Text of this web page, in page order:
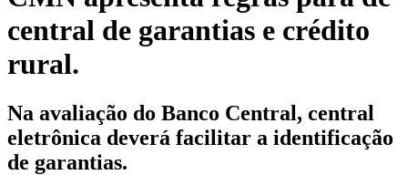
central de garantias e crédito
rural.
Na avaliação do Banco Central, central
eletrônica deverá facilitar a identificação
de garantias.